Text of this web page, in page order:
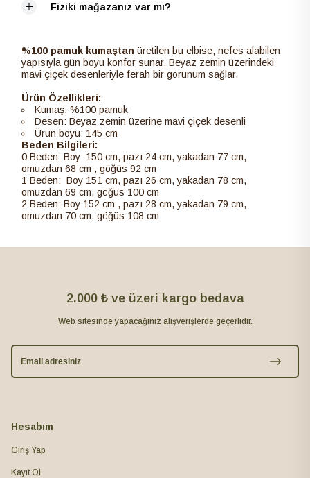
Fiziki mağazanız var mı?
%100 pamuk kumaştan üretilen bu elbise, nefes alabilen
yapısıyla gün boyu konfor sunar. Beyaz zemin üzerindeki
mavi çiçek desenleriyle ferah bir görünüm sağlar.
Ürün Özellikleri:
Kumaş: %100 pamuk
Desen: Beyaz zemin üzerine mavi çiçek desenli
Ürün boyu: 145 cm
Beden Bilgileri:
0 Beden: Boy :150 cm, pazı 24 cm, yakadan 77 cm,
omuzdan 68 cm , göğüs 92 cm
1 Beden: Boy 151 cm, pazı 26 cm, yakadan 78 cm,
omuzdan 69 cm, göğüs 100 cm
2 Beden: Boy 152 cm , pazı 28 cm, yakadan 79 cm,
omuzdan 70 cm, göğüs 108 cm
Hesabım
Giriş Yap
Kayıt Ol
2.000 ₺ ve üzeri kargo bedava
Web sitesinde yapacağınız alışverişlerde geçerlidir.